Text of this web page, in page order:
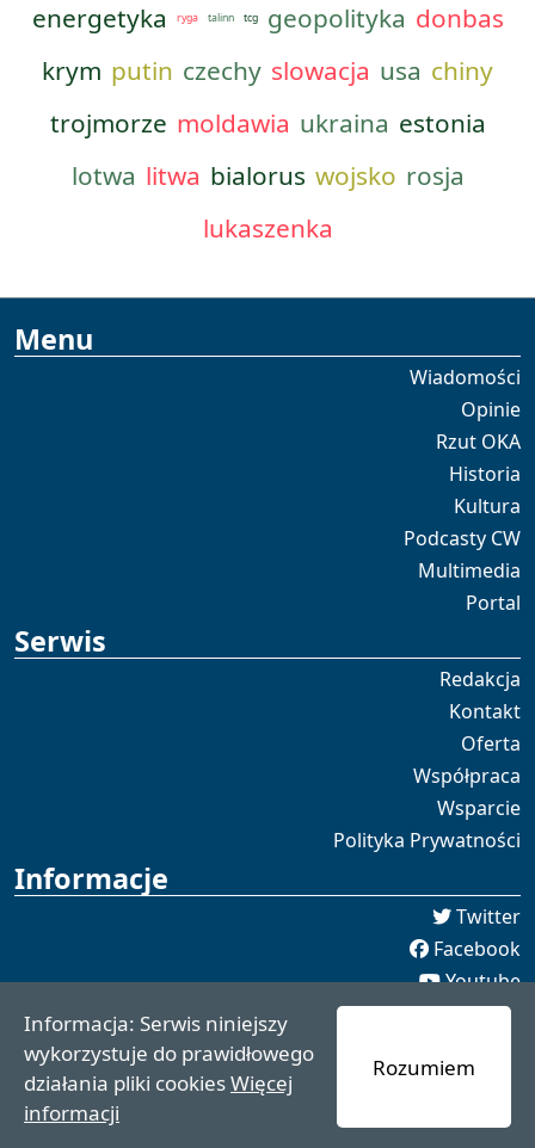
energetyka
ryga talinn tcg geopolityka donbas
krym putin czechy slowacja usa chiny
trojmorze moldawia ukraina estonia
lotwa litwa bialorus wojsko rosja
lukaszenka
Menu
Wiadomości
Opinie
Rzut OKA
Historia
Kultura
Podcasty CW
Multimedia
Portal
Serwis
Redakcja
Kontakt
Oferta
Współpraca
Wsparcie
Polityka Prywatności
Informacje
Twitter
Facebook
Youtube
Spotify
redakcja [[]] czaswschodni.pl
czaswschodni.pl 2021 - 2025
Informacja: Serwis niniejszy
wykorzystuje do prawidłowego
działania pliki cookiesWięcej
informacji
Rozumiem